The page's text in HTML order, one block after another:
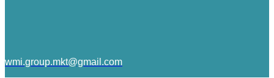
wmi.group.mkt@gmail.com